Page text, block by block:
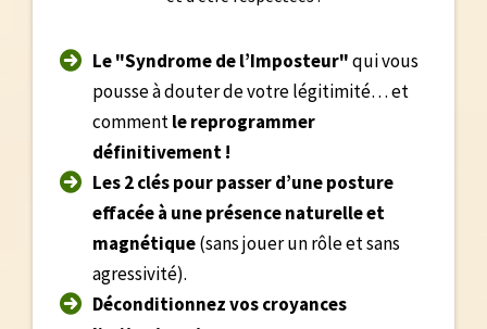
Le "Syndrome de l’Imposteur"qui vous
pousse à douter de votre légitimité… et
commentle reprogrammer
définitivement !
Les 2 clés pour passer d’une posture
effacée à une présence naturelle et
magnétique(sans jouer un rôle et sans
agressivité).
Déconditionnez vos croyances